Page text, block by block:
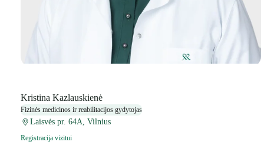
Kristina Kazlauskienė
Fizinės medicinos ir reabilitacijos gydytojas
Laisvės pr. 64A, Vilnius
Registracija vizitui